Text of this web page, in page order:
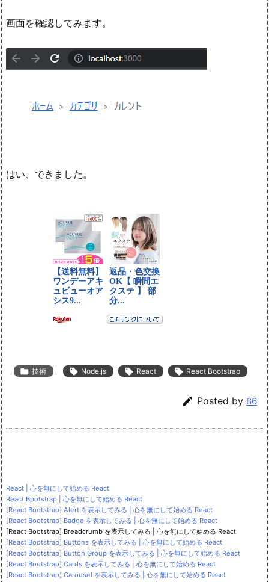
画面を確認してみます。
はい、できました。
 技術  Node.js  React  React Bootstrap
 Posted by 86
React | 心を無にして始める React
React Bootstrap | 心を無にして始める React
[React Bootstrap] Alert を表示してみる | 心を無にして始める React
[React Bootstrap] Badge を表示してみる | 心を無にして始める React
[React Bootstrap] Breadcrumb を表示してみる | 心を無にして始める React
[React Bootstrap] Buttons を表示してみる | 心を無にして始める React
[React Bootstrap] Button Group を表示してみる | 心を無にして始める React
[React Bootstrap] Cards を表示してみる | 心を無にして始める React
[React Bootstrap] Carousel を表示してみる | 心を無にして始める React